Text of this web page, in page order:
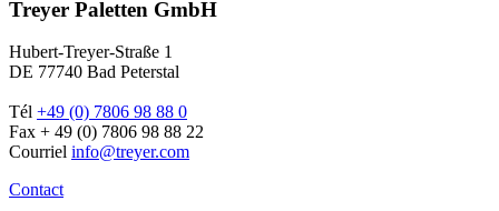
Treyer Paletten GmbH
Hubert-Treyer-Straße 1
DE 77740 Bad Peterstal
Tél +49 (0) 7806 98 88 0
Fax + 49 (0) 7806 98 88 22
Courriel info@treyer.com
Contact